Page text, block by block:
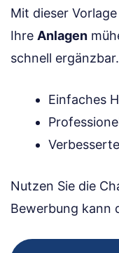
Mit dieser
Ihre Anlagen
schnell ergänzbar.
Einfaches
Nutzen Sie die
Bewerbung kann